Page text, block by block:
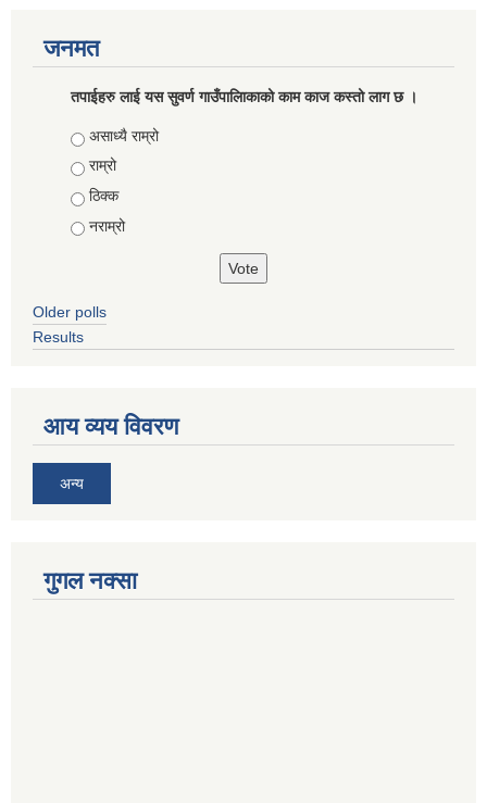
जनमत
तपाईहरु लाई यस सुवर्ण गाउँपालिाकाको काम काज कस्तो लाग छ ।
Choices
असाध्यै राम्रो
राम्रो
ठिक्क
नराम्रो
Older polls
Results
आय व्यय विवरण
अन्य
गुगल नक्सा